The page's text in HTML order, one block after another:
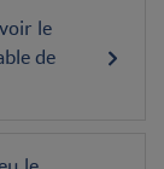
le
de